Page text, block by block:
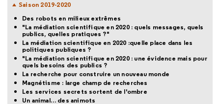
Saison 2019-2020
Des robots en milieux extrêmes
"La médiation scientifique en 2020 : quels messages, quels
publics, quelles pratiques ?"
La médiation scientifique en 2020 :quelle place dans les
politiques publiques ?
"La médiation scientifique en 2020 : une évidence mais pour
quels besoins des publics ?
La recherche pour construire un nouveau monde
Magnétisme : large champ de recherches
Les services secrets sortent de l'ombre
Un animal… des animots